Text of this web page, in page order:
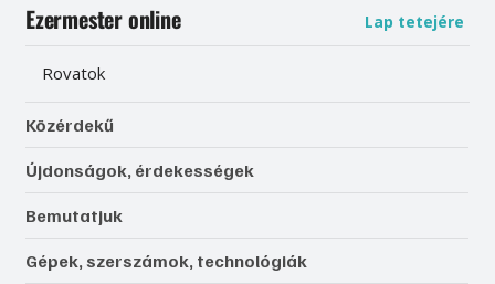
Ezermester online Lap tetejére
Rovatok
Közérdekű
Újdonságok, érdekességek
Bemutatjuk
Gépek, szerszámok, technológiák